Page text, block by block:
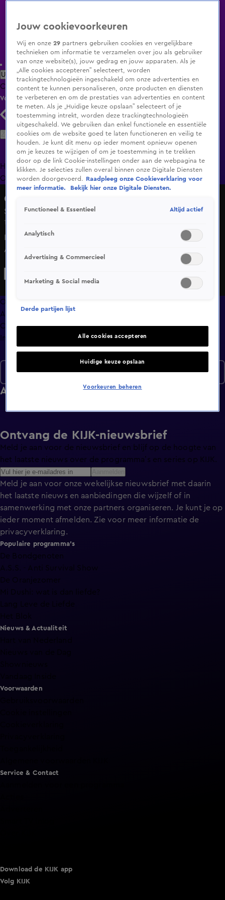
Uitzending Gemist Populaire programma's Zenders Genres
ClipsFilmsRadioSmart TV inlogShop
Volg KIJK
Zoeken
HomeUitzending Gemist Programma's De Bondgenoten
OranjezomerLivestreamsShop
Overtreders
Seizoen 8, aflevering 6
17 feb 2023, 21:27
In Rotterdam heeft iemand een erg kort lontje, terwijl in
Amsterdam de emoties hoog oplopen. En vuurwerk zorgt
voor brand in Deventer.
Overzicht
Afleveringen
Clips
Info
Afleveringen
Seizoen 8
Ontvang de KIJK-nieuwsbrief
Meld je aan voor de nieuwsbrief en blijf op de hoogte van
het laatste nieuws over de programma’s en series op KIJK.
Meld je aan voor onze wekelijkse nieuwsbrief met daarin
het laatste nieuws en aanbiedingen die wijzelf of in
samenwerking met onze partners organiseren. Je kunt je op
ieder moment afmelden. Zie voor meer informatie de
privacyverklaring.
Populaire programma's
De Bondgenoten
A.S.S. - Anti Survival Show
De Oranjezomer
Mi Dushi: wat is dan liefde?
Lang Leve de Liefde
Nieuws & Actualiteit
Voorwaarden
Service & Contact
Download de KIJK app
Volg KIJK
Jouw cookievoorkeuren
Wij en onze29 partners gebruiken cookies en vergelijkbare
technieken om informatie te verzamelen over jou als gebruiker
van onze website(s), jouw gedrag en jouw apparaten. Als je
„Alle cookies accepteren” selecteert, worden
trackingtechnologieën ingeschakeld om onze advertenties en
content te kunnen personaliseren, onze producten en diensten
te verbeteren en om de prestaties van advertenties en content
te meten. Als je „Huidige keuze opslaan” selecteert of je
toestemming intrekt, worden deze trackingtechnologieën
uitgeschakeld. We gebruiken dan enkel functionele en essentiële
cookies om de website goed te laten functioneren en veilig te
houden. Je kunt dit menu op ieder moment opnieuw openen
om je keuzes te wijzigen of om je toestemming in te trekken
door op de link Cookie-instellingen onder aan de webpagina te
klikken. Je selecties zullen overal binnen onze Digitale Diensten
worden doorgevoerd.
Raadpleeg onze Cookieverklaring voor
meer informatie.
Bekijk hier onze Digitale Diensten.
Functioneel & Essentieel Altijd actief
Analytisch
Advertising & Commercieel
Marketing & Social media
Derde partijen lijst
Alle cookies accepteren
Huidige keuze opslaan
Voorkeuren beheren